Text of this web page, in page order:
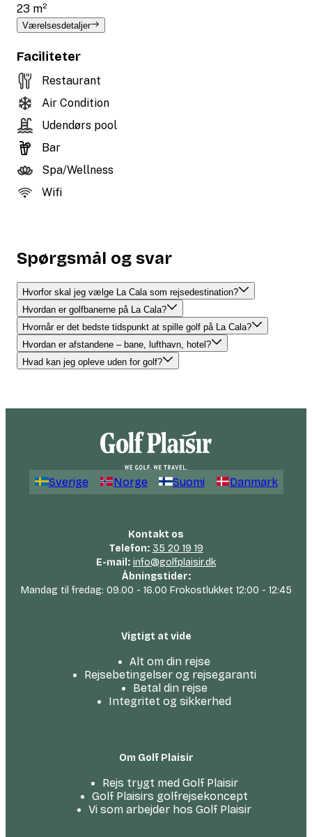
23 m²
Værelsesdetaljer
Faciliteter
Restaurant
Air Condition
Udendørs pool
Bar
Spa/Wellness
Wifi
Spørgsmål og svar
Hvorfor skal jeg vælge La Cala som rejsedestination?
Hvordan er golfbanerne på La Cala?
Hvornår er det bedste tidspunkt at spille golf på La Cala?
Hvordan er afstandene – bane, lufthavn, hotel?
Hvad kan jeg opleve uden for golf?
Sverige Norge Suomi Danmark
Kontakt os
Telefon: 35 20 19 19
E-mail: info@golfplaisir.dk
Åbningstider:
Mandag til fredag: 09.00 - 16.00 Frokostlukket 12:00 - 12:45
Vigtigt at vide
Alt om din rejse
Rejsebetingelser og rejsegaranti
Betal din rejse
Integritet og sikkerhed
Om Golf Plaisir
Rejs trygt med Golf Plaisir
Golf Plaisirs golfrejsekoncept
Vi som arbejder hos Golf Plaisir